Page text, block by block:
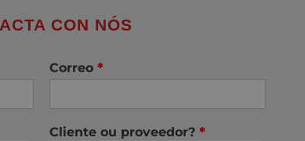
CON NÓS
Correo *
Cliente ou proveedor? *